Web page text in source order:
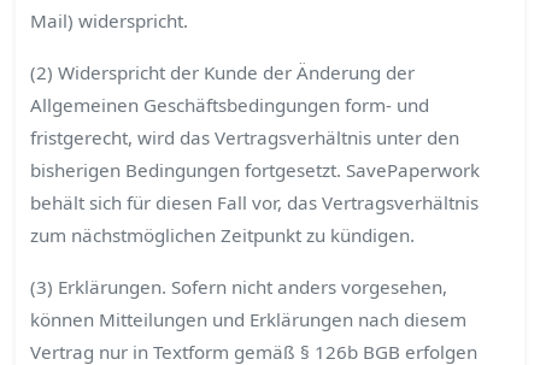
Mail) widerspricht.
(2) Widerspricht der Kunde der Änderung der
Allgemeinen Geschäftsbedingungen form- und
fristgerecht, wird das Vertragsverhältnis unter den
bisherigen Bedingungen fortgesetzt. SavePaperwork
behält sich für diesen Fall vor, das Vertragsverhältnis
zum nächstmöglichen Zeitpunkt zu kündigen.
(3) Erklärungen. Sofern nicht anders vorgesehen,
können Mitteilungen und Erklärungen nach diesem
Vertrag nur in Textform gemäß § 126b BGB erfolgen